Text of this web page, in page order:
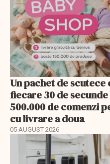
Un pachet de scutece
fiecare 30 de secunde
500.000 de comenzi
cu livrare a doua
05 AUGUST 2026